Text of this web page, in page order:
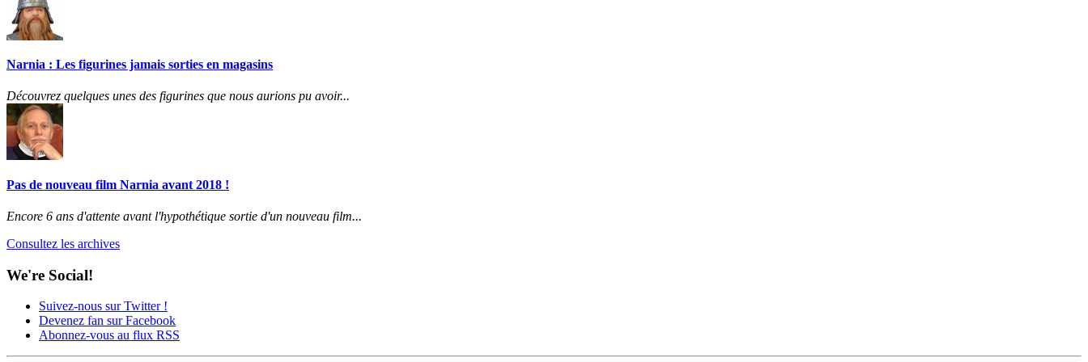
Narnia : Les figurines jamais sorties en magasins
Découvrez quelques unes des figurines que nous aurions pu avoir...
Pas de nouveau film Narnia avant 2018 !
Encore 6 ans d'attente avant l'hypothétique sortie d'un nouveau film...
Consultez les archives
We're Social!
Suivez-nous sur Twitter !
Devenez fan sur Facebook
Abonnez-vous au flux RSS